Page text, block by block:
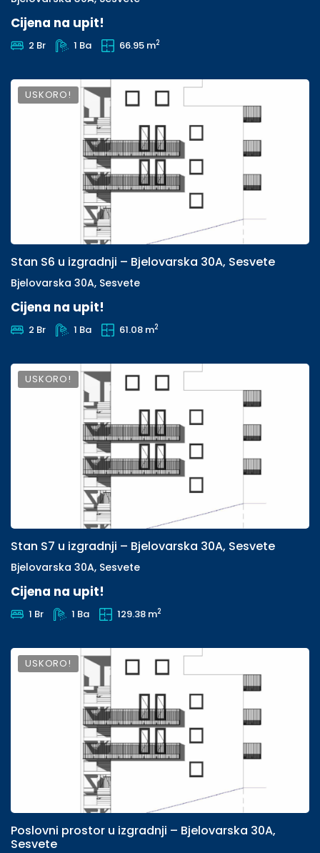
Cijena na upit!
2 Br 1 Ba 66.95 m2
USKORO!
Stan S6 u izgradnji – Bjelovarska 30A, Sesvete
Bjelovarska 30A, Sesvete
Cijena na upit!
2 Br 1 Ba 61.08 m2
USKORO!
Stan S7 u izgradnji – Bjelovarska 30A, Sesvete
Bjelovarska 30A, Sesvete
Cijena na upit!
1 Br 1 Ba 129.38 m2
USKORO!
Poslovni prostor u izgradnji – Bjelovarska 30A,
Sesvete